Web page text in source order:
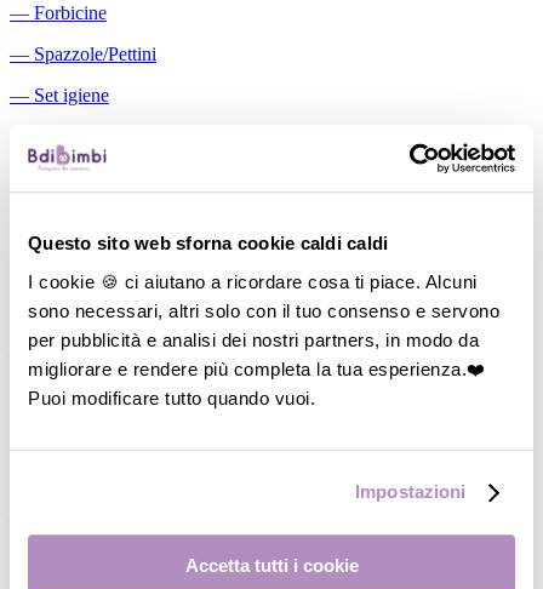
Questo sito web sforna cookie caldi caldi
I cookie 🍪 ci aiutano a ricordare cosa ti piace. Alcuni
sono necessari, altri solo con il tuo consenso e servono
per pubblicità e analisi dei nostri partners, in modo da
migliorare e rendere più completa la tua esperienza.❤️
Puoi modificare tutto quando vuoi.
Impostazioni
Accetta tutti i cookie
― Forbicine
― Spazzole/Pettini
― Set igiene
Aspiratori nasali manuali
―
Cuscini allattamento
―Biberon
―
Tettarelle
―Succhietti
Conservalatte Materno